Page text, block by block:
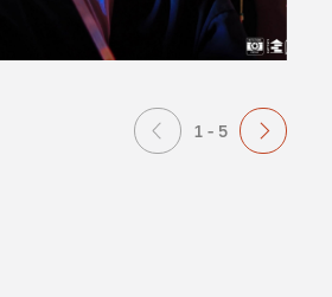
1 - 5